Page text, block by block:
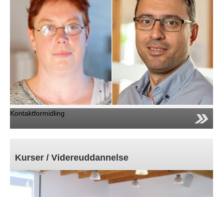
Kontaktformidling
Kurser / Videreuddannelse